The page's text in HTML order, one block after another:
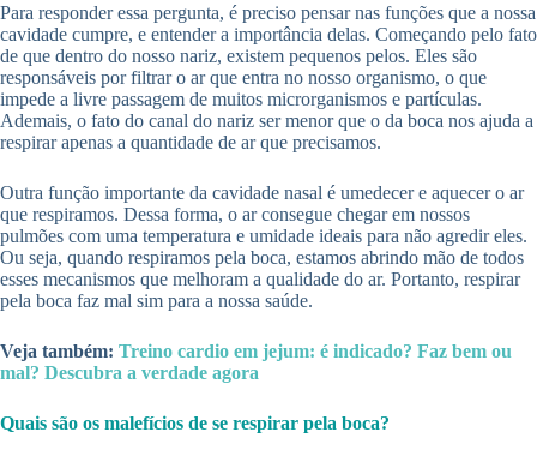
Para responder essa pergunta, é preciso pensar nas funções que a nossa
cavidade cumpre, e entender a importância delas. Começando pelo fato
de que dentro do nosso nariz, existem pequenos pelos. Eles são
responsáveis por filtrar o ar que entra no nosso organismo, o que
impede a livre passagem de muitos microrganismos e partículas.
Ademais, o fato do canal do nariz ser menor que o da boca nos ajuda a
respirar apenas a quantidade de ar que precisamos.
Outra função importante da cavidade nasal é umedecer e aquecer o ar
que respiramos. Dessa forma, o ar consegue chegar em nossos
pulmões com uma temperatura e umidade ideais para não agredir eles.
Ou seja, quando respiramos pela boca, estamos abrindo mão de todos
esses mecanismos que melhoram a qualidade do ar. Portanto, respirar
pela boca faz mal sim para a nossa saúde.
Veja também: Treino cardio em jejum: é indicado? Faz bem ou
mal? Descubra a verdade agora
Quais são os malefícios de se respirar pela boca?